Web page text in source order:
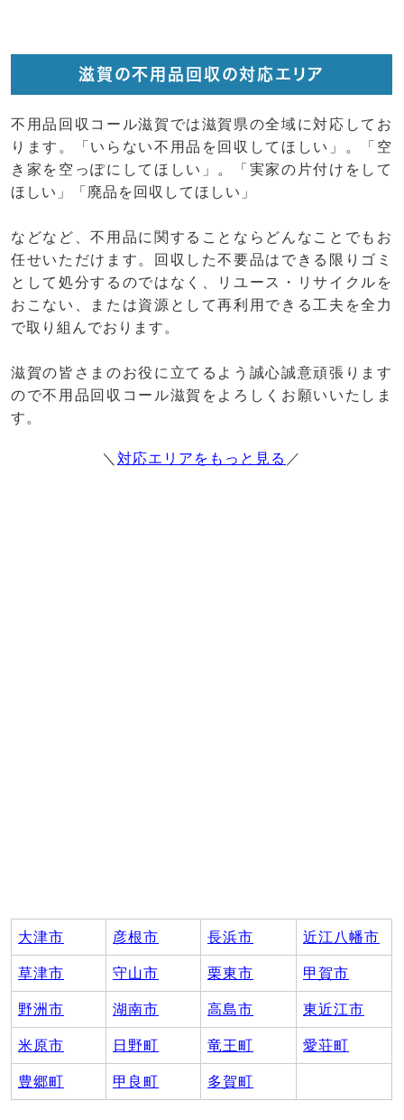
滋賀の不用品回収の対応エリア
不用品回収コール滋賀では滋賀県の全域に対応してお
ります。「いらない不用品を回収してほしい」。「空
き家を空っぽにしてほしい」。「実家の片付けをして
ほしい」「廃品を回収してほしい」
などなど、不用品に関することならどんなことでもお
任せいただけます。回収した不要品はできる限りゴミ
として処分するのではなく、リユース・リサイクルを
おこない、または資源として再利用できる工夫を全力
で取り組んでおります。
滋賀の皆さまのお役に立てるよう誠心誠意頑張ります
ので不用品回収コール滋賀をよろしくお願いいたしま
す。
＼ 対応エリアをもっと見る ／
大津市 彦根市 長浜市 近江八幡市
草津市 守山市 栗東市 甲賀市
野洲市 湖南市 高島市 東近江市
米原市 日野町 竜王町 愛荘町
豊郷町 甲良町 多賀町